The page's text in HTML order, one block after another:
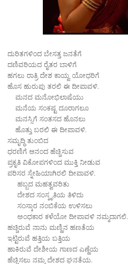
ದುರಿತಗಳಿಂದ ಬೇಸತ್ತ ಜನತೆಗೆ
ದಣಿವರಿಯದ ರೈತರ ಬಾಳಿಗೆ
ಹಗಲು ರಾತ್ರಿ ದೇಶ ಕಾಯ್ವ ಯೋಧರಿಗೆ
ಹೊಸ ಹುರುಪು ತರಲಿ ಈ ದೀಪಾವಳಿ.
ಮನದ ಮನೋಭಿಲಾಷೆಯು
ಮನೆಯ ಸಂಕಷ್ಟ ದೂರಾಗಲೂ
ಮನಸ್ಸಿಗೆ ಸಂತಸದ ಹೊನಲು
ಹೊತ್ತು ಬರಲಿ ಈ ದೀಪಾವಳಿ.
ಸಮೃದ್ಧಿ ತುಂಬಿದ
ಧರಣಿಗೆ ಆನಂದ ಹೆಚ್ಚಿಸುವ
ಪ್ರಕೃತಿ ವಿಕೋಪಗಳಿಂದ ಮುಕ್ತಿ ನೀಡುವ
ಪರಿಸರ ಸ್ನೇಹಿಯಾಗಿರಲಿ ದೀಪಾವಳಿ.
ಹಬ್ಬದ ಮಹತ್ವವರಿತು
ದೇಶದ ಸಂಸ್ಕೃತಿಯ ತಿಳಿದು
ಸಂಸ್ಕಾರ ನಂಬಿಕೆಯ ಉಳಿಸಲು
ಅಂಧಕಾರ ಕಳೆಯೋ ದೀಪಾವಳಿ ನಮ್ಮದಾಗಲಿ.
ಹಚ್ಚಿರುವೆ ನಾನು ಮಣ್ಣಿನ ಹಣತೆಯ
ಇಟ್ಟಿರುವೆ ಹತ್ತಿಯ ಬತ್ತಿಯ
ಹಾಕಿರುವೆ ದೇಶೀಯ ಗಾಣದ ಎಣ್ಣೆಯ
ಹೆಚ್ಚಿಸಲು ನಮ್ಮ ದೇಶದ ಘನತೆಯ.